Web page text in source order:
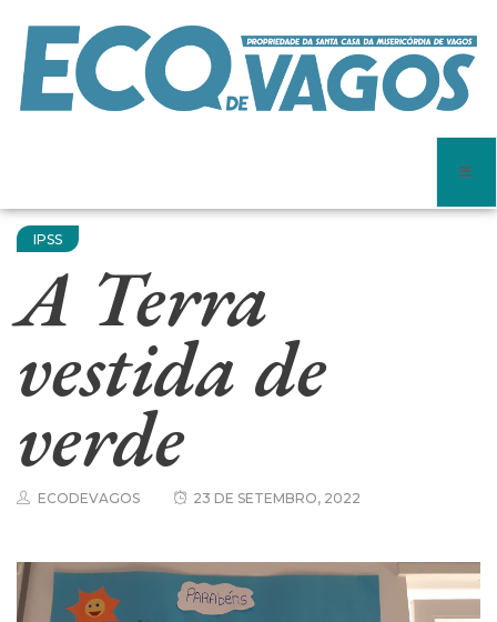
IPSS
A Terra
vestida de
verde
ECODEVAGOS 23 DE SETEMBRO, 2022